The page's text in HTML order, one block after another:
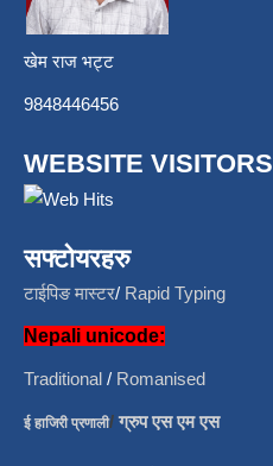
खेम राज भट्ट
9848446456
WEBSITE VISITORS
सफ्टोयरहरु
टाईपिङ मास्टर/ Rapid Typing
Nepali unicode:
Traditional / Romanised
ई हाजिरी प्रणाली/ग्रुप एस एम एस